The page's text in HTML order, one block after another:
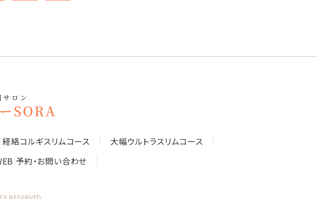
経絡コルギスリムコース
大幅ウルトラスリムコース
予約・お問い合わせ